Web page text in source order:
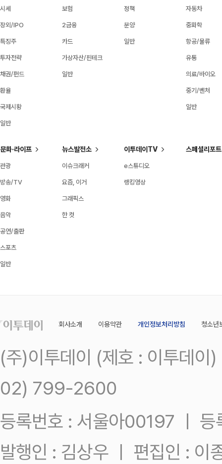
시세
장외/IPO
특징주
투자전략
채권/펀드
환율
국제시황
일반
보험
2금융
카드
가상자산/핀테크
일반
정책
분양
일반
자동차
중화학
항공/물류
유통
의료/바이오
중기/벤처
일반
문화·라이프
관광
방송/TV
영화
음악
공연/출판
스포츠
일반
뉴스발전소
이슈크래커
요즘, 이거
그래픽스
한 컷
이투데이TV
e스튜디오
랭킹영상
스페셜리포트
회사소개 이용약관 개인정보처리방침 청소년
(주)이투데이 (제호 : 이투데
02) 799-2600
등록번호 : 서울아00197 ㅣ
발행인 : 김상우 ㅣ 편집인 : 이